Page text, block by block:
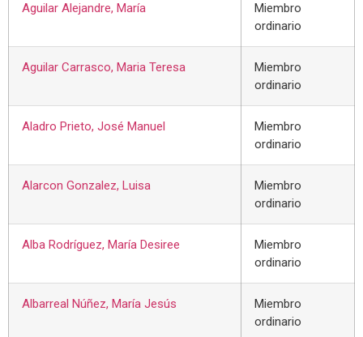
Aguilar Alejandre, María
Miembro
ordinario
Aguilar Carrasco, Maria Teresa
Miembro
ordinario
Aladro Prieto, José Manuel
Miembro
ordinario
Alarcon Gonzalez, Luisa
Miembro
ordinario
Alba Rodríguez, María Desiree
Miembro
ordinario
Albarreal Núñez, María Jesús
Miembro
ordinario